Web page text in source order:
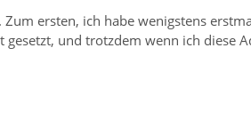
ersten, ich habe wenigstens
gesetzt, und trotzdem wenn ich diese